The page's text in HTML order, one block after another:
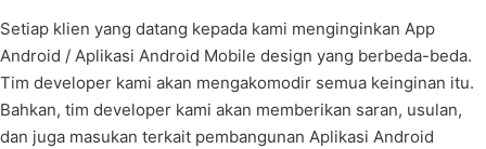
Setiap klien yang datang kepada kami menginginkan App
Android / Aplikasi Android Mobile design yang berbeda-beda.
Tim developer kami akan mengakomodir semua keinginan itu.
Bahkan, tim developer kami akan memberikan saran, usulan,
dan juga masukan terkait pembangunan Aplikasi Android